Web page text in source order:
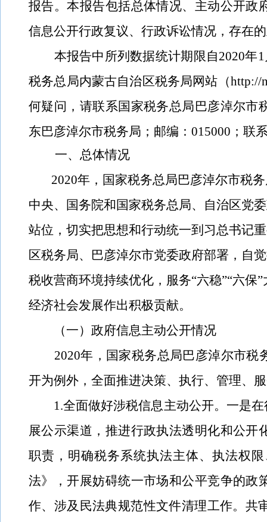
报告。本报告包括总体情况、主动公开政
信息公开行政复议、行政诉讼情况，存在
本报告中所列数据统计期限自2020年1
税务总局内蒙古自治区税务局网站（http://
何疑问，请联系国家税务总局巴彦淖尔市
东巴彦淖尔市税务局；邮编： 015000 ；联
一、总体情况
2020年，国家税务总局巴彦淖尔市税
中央、国务院和国家税务总局、自治区党
站位，切实把思想和行动统一到习总书记
区税务局、巴彦淖尔市党委政府部署，自
税收营商环境持续优化，服务“六稳”“六保
经济社会发展作出积极贡献。
（一）政府信息主动公开情况
2020年，国家税务总局巴彦淖尔市税
开为例外，全面推进决策、执行、管理、
1.全面做好涉税信息主动公开。一是在
展公示渠道，推进行政执法透明化和公
职责，明确税务系统执法主体、执法权
法》，开展妨碍统一市场和公平竞争的政
作、涉及民法典规范性文件清理工作。共